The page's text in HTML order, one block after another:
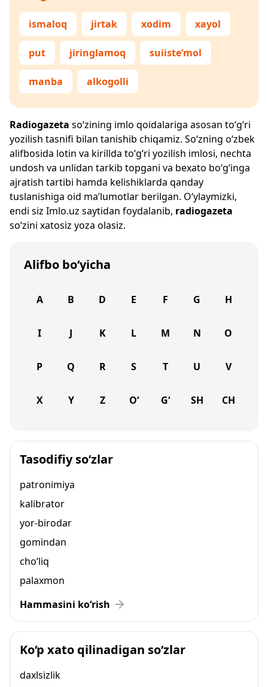
ismaloq jirtak xodim xayol
put jiringlamoq suiiste’mol
manba alkogolli
Radiogazeta so‘zining imlo qoidalariga asosan to‘g‘ri
yozilish tasnifi bilan tanishib chiqamiz. So‘zning o‘zbek
alifbosida lotin va kirillda to‘g‘ri yozilish imlosi, nechta
undosh va unlidan tarkib topgani va bexato bo‘g‘inga
ajratish tartibi hamda kelishiklarda qanday
tuslanishiga oid ma’lumotlar berilgan. O‘ylaymizki,
endi siz Imlo.uz saytidan foydalanib, radiogazeta
so‘zini xatosiz yoza olasiz.
Alifbo bo‘yicha
A B D E F G H
I J K L M N O
P Q R S T U V
X Y Z O‘ G‘ SH CH
Tasodifiy so‘zlar
patronimiya
kalibrator
yor-birodar
gomindan
cho‘liq
palaxmon
Hammasini ko‘rish
Ko‘p xato qilinadigan so‘zlar
daxlsizlik